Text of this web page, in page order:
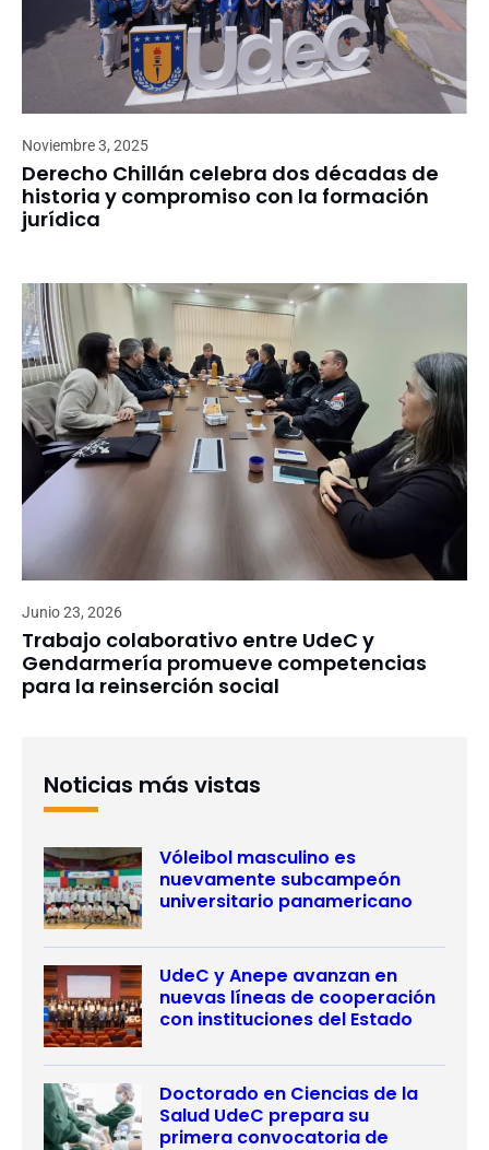
Noviembre 3, 2025
Derecho Chillán celebra dos décadas de
historia y compromiso con la formación
jurídica
Junio 23, 2026
Trabajo colaborativo entre UdeC y
Gendarmería promueve competencias
para la reinserción social
Noticias más vistas
Vóleibol masculino es
nuevamente subcampeón
universitario panamericano
UdeC y Anepe avanzan en
nuevas líneas de cooperación
con instituciones del Estado
Doctorado en Ciencias de la
Salud UdeC prepara su
primera convocatoria de